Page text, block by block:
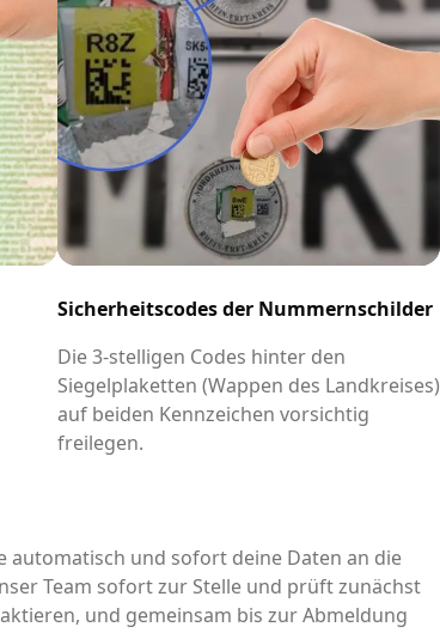
Sicherheitscodes der Nummernschilder
Die 3-stelligen Codes hinter den
Siegelplaketten (Wappen des Landkreises)
auf beiden Kennzeichen vorsichtig
freilegen.
automatisch und sofort deine Daten an die
Team sofort zur Stelle und prüft zunächst
und gemeinsam bis zur Abmeldung